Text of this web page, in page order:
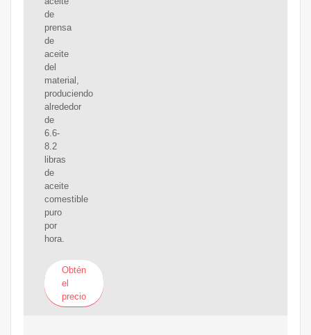
de
prensa
de
aceite
del
material,
produciendo
alrededor
de
6.6-
8.2
libras
de
aceite
comestible
puro
por
hora.
Obtén
el
precio